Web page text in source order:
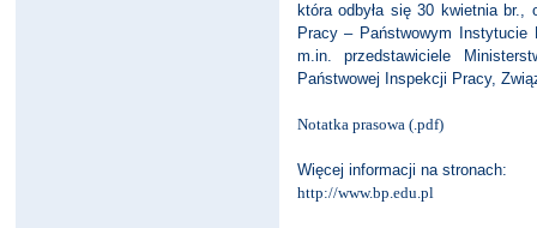
która odbyła się 30 kwietnia
Pracy – Państwowym
m.in. przedstawiciele
Państwowej Inspekcji Pracy,
Notatka prasowa (.pdf)
Więcej informacji na stronach:
http://www.bp.edu.pl